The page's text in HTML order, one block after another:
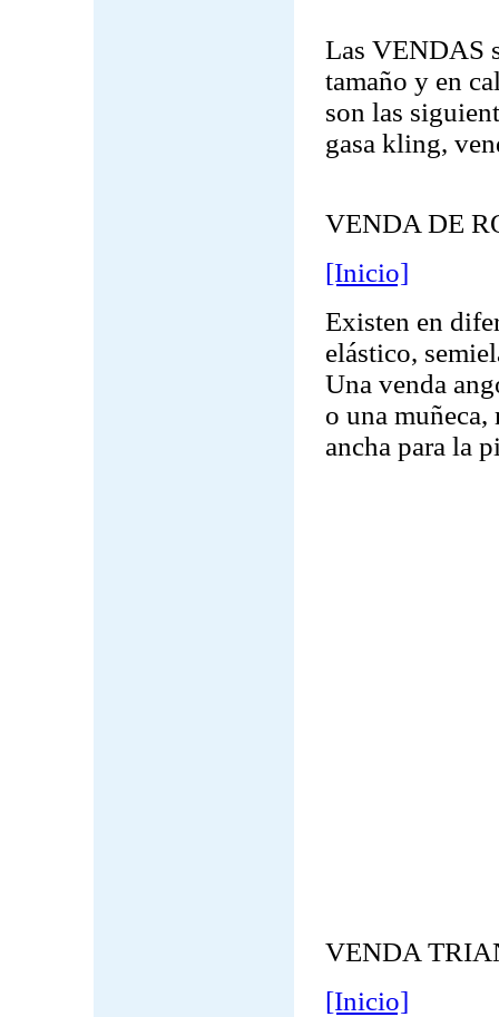
Las VENDAS
tamaño y en
son las
gasa kling,
VENDA DE
[Inicio]
Existen en
elástico,
Una venda
o una
ancha para la
VENDA
[Inicio]